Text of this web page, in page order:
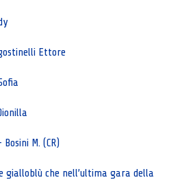
Ettore
M. (CR)
gialloblù che nell’ultima gara della